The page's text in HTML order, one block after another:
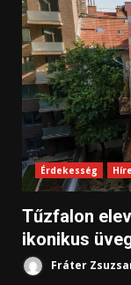
Érdekesség
Tűzfalon
ikonikus
Fráter